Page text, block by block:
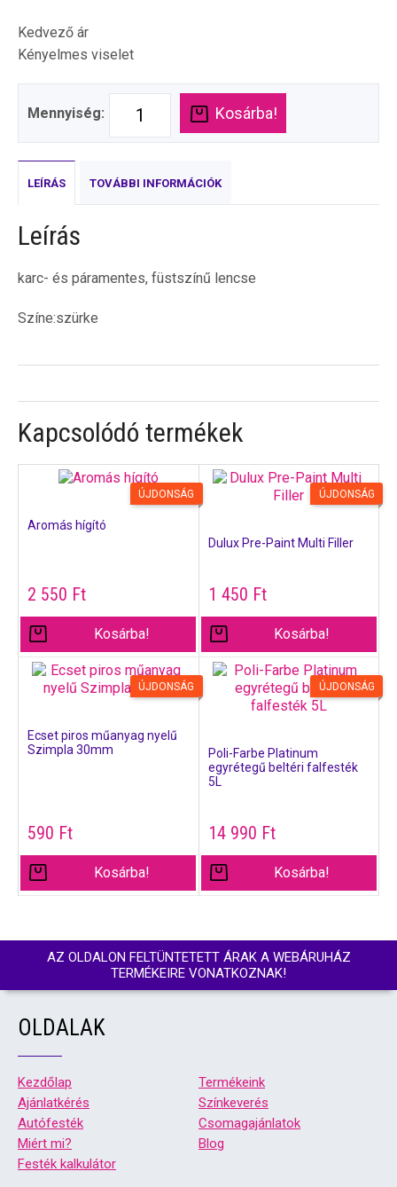
Kedvező ár
Kényelmes viselet
Mennyiség: Kosárba!
LEÍRÁS TOVÁBBI INFORMÁCIÓK
Leírás
karc- és páramentes, füstszínű lencse
Színe:szürke
Kapcsolódó termékek
ÚJDONSÁG
Aromás hígító
2 550 Ft
Kosárba!
ÚJDONSÁG
Dulux Pre-Paint Multi Filler
1 450 Ft
Kosárba!
ÚJDONSÁG
Ecset piros műanyag nyelű
Szimpla 30mm
590 Ft
Kosárba!
ÚJDONSÁG
Poli-Farbe Platinum
egyrétegű beltéri falfesték
5L
14 990 Ft
Kosárba!
AZ OLDALON FELTÜNTETETT ÁRAK A WEBÁRUHÁZ
TERMÉKEIRE VONATKOZNAK!
OLDALAK
Kezdőlap
Termékeink
Ajánlatkérés
Színkeverés
Autófesték
Csomagajánlatok
Miért mi?
Blog
Festék kalkulátor